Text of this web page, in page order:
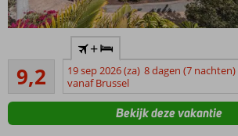
Kwaliteit,
luxe…
one of a
kind
9,2Uitstekend
69
beoordelingen
+
19 sep 2026 (za) 8 dagen (7 nachten)
vanaf Brussel
Bekijk deze vakantie